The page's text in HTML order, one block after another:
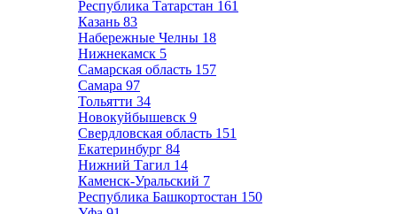
Республика Татарстан 161
Казань 83
Набережные Челны 18
Нижнекамск 5
Самарская область 157
Самара 97
Тольятти 34
Новокуйбышевск 9
Свердловская область 151
Екатеринбург 84
Нижний Тагил 14
Каменск-Уральский 7
Республика Башкортостан 150